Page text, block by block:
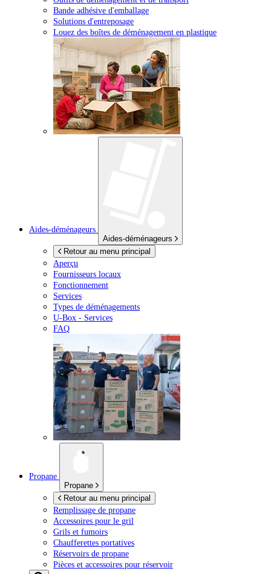
Bande adhésive d'emballage
Solutions d'entreposage
Louez des boîtes de déménagement en plastique
Aides-déménageurs
Aides-déménageurs
Retour au menu principal
Aperçu
Fournisseurs locaux
Fonctionnement
Services
Types de déménagements
U-Box - Services
FAQ
Propane
Propane
Retour au menu principal
Remplissage de propane
Accessoires pour le gril
Grils et fumoirs
Chaufferettes portatives
Réservoirs de propane
Pièces et accessoires pour réservoir